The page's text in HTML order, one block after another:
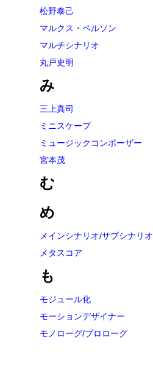
松野泰己
マルクス・ペルソン
マルチシナリオ
丸戸史明
み
三上真司
ミニスケープ
ミュージックコンポーザー
宮本茂
む
め
メインシナリオ/サブシナリオ
メタスコア
も
モジュール化
モーションデザイナー
モノローグ/プロローグ